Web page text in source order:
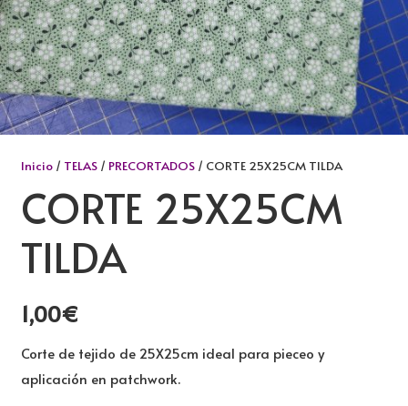
Inicio/ TELAS/ PRECORTADOS/ CORTE 25X25CM TILDA
CORTE 25X25CM
TILDA
1,00€
Corte de tejido de 25X25cm ideal para pieceo y
aplicación en patchwork.